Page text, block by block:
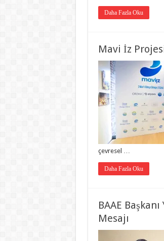
Daha Fazla Oku
Mavi İz
çevresel …
Daha Fazla Oku
BAAE
Mesajı